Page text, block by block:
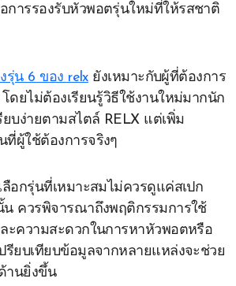
ารรองรับหัวพอตรุ่นใหม่ที่ให้รสชาติ
รุ่น 6 ของ relxยังเหมาะกับผู้ที่ต้องการ
โดยไม่ต้องเรียนรู้วิธีใช้งานใหม่มากนัก
ยบง่ายตามสไตล์ RELX แต่เพิ่ม
ผู้ใช้ต้องการจริงๆ
ลือกรุ่นที่เหมาะสมไม่ควรดูแค่สเปก
น ควรพิจารณาถึงพฤติกรรมการใช้
ะความสะดวกในการหาหัวพอตหรือ
รียบเทียบข้อมูลจากหลายแหล่งจะช่วย
านยิ่งขึ้น